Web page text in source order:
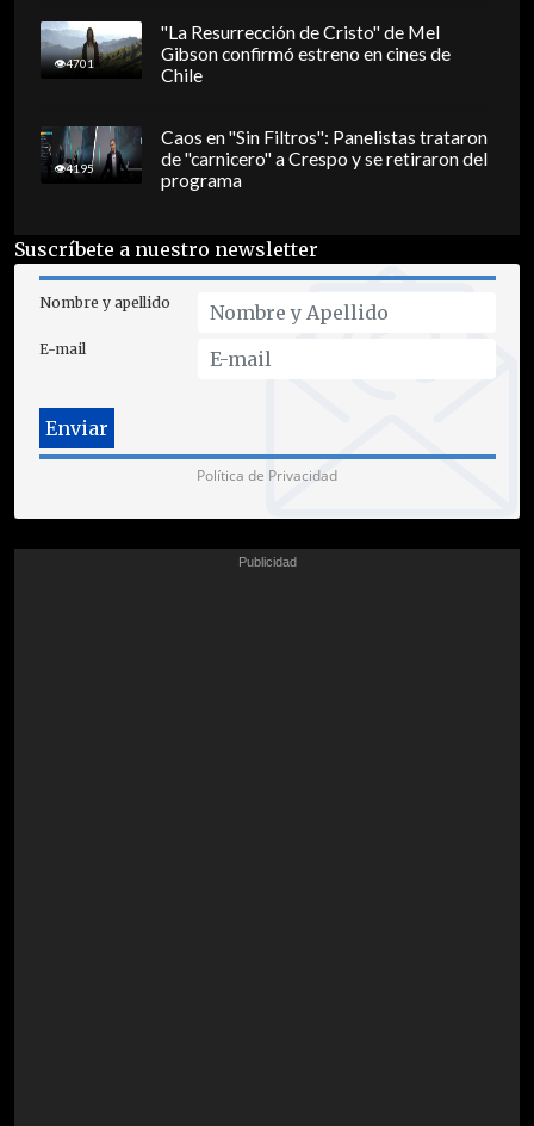
4701
"La Resurrección de Cristo" de Mel
Gibson confirmó estreno en cines de
Chile
4195
Caos en "Sin Filtros": Panelistas trataron
de "carnicero" a Crespo y se retiraron del
programa
Suscríbete a nuestro newsletter
Nombre y apellido
E-mail
Política de Privacidad